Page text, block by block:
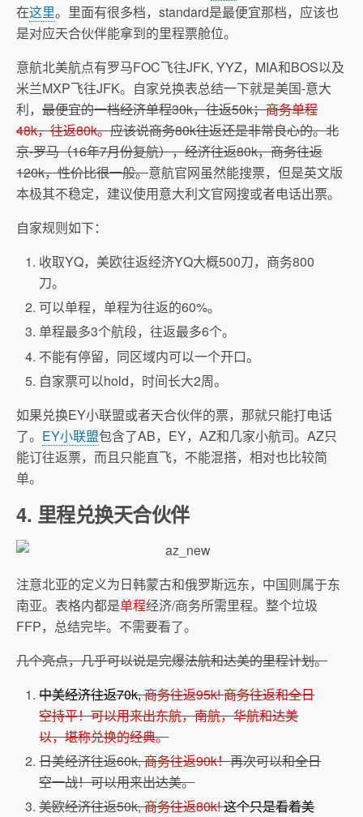
在这里。里面有很多档，standard是最便宜那档，应该也
是对应天合伙伴能拿到的里程票舱位。
意航北美航点有罗马FOC飞往JFK, YYZ，MIA和BOS以及
米兰MXP飞往JFK。自家兑换表总结一下就是美国-意大
利， 最便宜的一档经济单程30k，往返50k；商务单程
48k，往返80k。应该说商务80k往返还是非常良心的。北
京-罗马（16年7月份复航），经济往返80k，商务往返
120k，性价比很一般。意航官网虽然能搜票，但是英文版
本极其不稳定，建议使用意大利文官网搜或者电话出票。
自家规则如下：
收取YQ，美欧往返经济YQ大概500刀，商务800
刀。
可以单程，单程为往返的60%。
单程最多3个航段，往返最多6个。
不能有停留，同区域内可以一个开口。
自家票可以hold，时间长大2周。
如果兑换EY小联盟或者天合伙伴的票，那就只能打电话
了。 EY小联盟包含了AB，EY，AZ和几家小航司。AZ只
能订往返票，而且只能直飞，不能混搭，相对也比较简
单。
4. 里程兑换天合伙伴
注意北亚的定义为日韩蒙古和俄罗斯远东，中国则属于东
南亚。表格内都是单程经济/商务所需里程。整个垃圾
FFP，总结完毕。不需要看了。
几个亮点，几乎可以说是完爆法航和达美的里程计划。
中美经济往返70k,商务往返95k! 商务往返和全日
空持平！可以用来出东航，南航，华航和达美
以，堪称兑换的经典。
日美经济往返60k,商务往返90k！再次可以和全日
空一战！可以用来出达美。
美欧经济往返50k,商务往返80k!这个只是看着美